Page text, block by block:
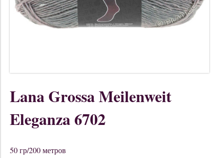
Lana Grossa Meilenweit
Eleganza 6702
50 гр/200 метров